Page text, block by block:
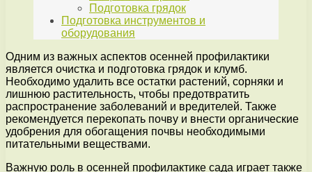
Подготовка грядок
Подготовка инструментов и
оборудования
Одним из важных аспектов осенней профилактики
является очистка и подготовка грядок и клумб.
Необходимо удалить все остатки растений, сорняки и
лишнюю растительность, чтобы предотвратить
распространение заболеваний и вредителей. Также
рекомендуется перекопать почву и внести органические
удобрения для обогащения почвы необходимыми
питательными веществами.
Важную роль в осенней профилактике сада играет также